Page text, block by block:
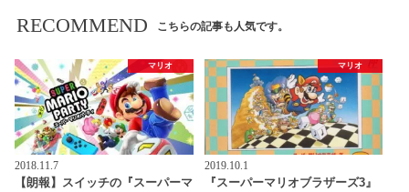
RECOMMEND こちらの記事も人気です。
マリオ
2018.11.7
【朗報】スイッチの『スーパーマ
マリオ
2019.10.1
『スーパーマリオブラザーズ3』